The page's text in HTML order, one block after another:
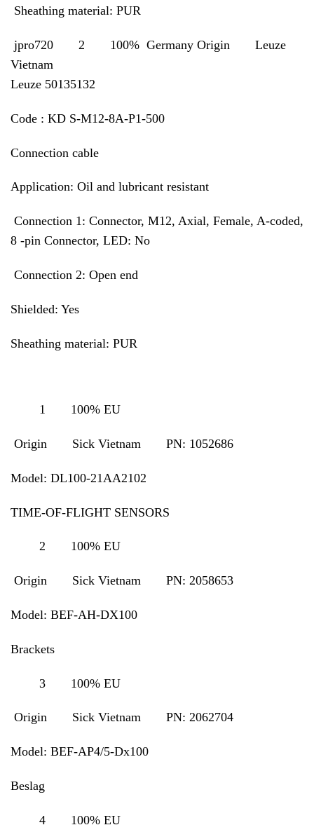
Sheathing material: PUR
jpro720 2 100% Germany Origin Leuze
Vietnam
Leuze 50135132
Code : KD S-M12-8A-P1-500
Connection cable
Application: Oil and lubricant resistant
Connection 1: Connector, M12, Axial, Female, A-coded,
8 -pin Connector, LED: No
Connection 2: Open end
Shielded: Yes
Sheathing material: PUR
1 100% EU
Origin Sick Vietnam PN: 1052686
Model: DL100-21AA2102
TIME-OF-FLIGHT SENSORS
2 100% EU
Origin Sick Vietnam PN: 2058653
Model: BEF-AH-DX100
Brackets
3 100% EU
Origin Sick Vietnam PN: 2062704
Model: BEF-AP4/5-Dx100
Beslag
4 100% EU